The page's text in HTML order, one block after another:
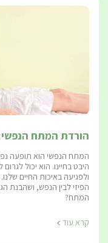
הורדת המתח
המתח הנפשי הוא תופעה
היבט בחיינו. הוא יכול
ולפגיעה באיכות החיים
הפיזי לבין הנפש, ושהבנת
המתח?
קרא עוד